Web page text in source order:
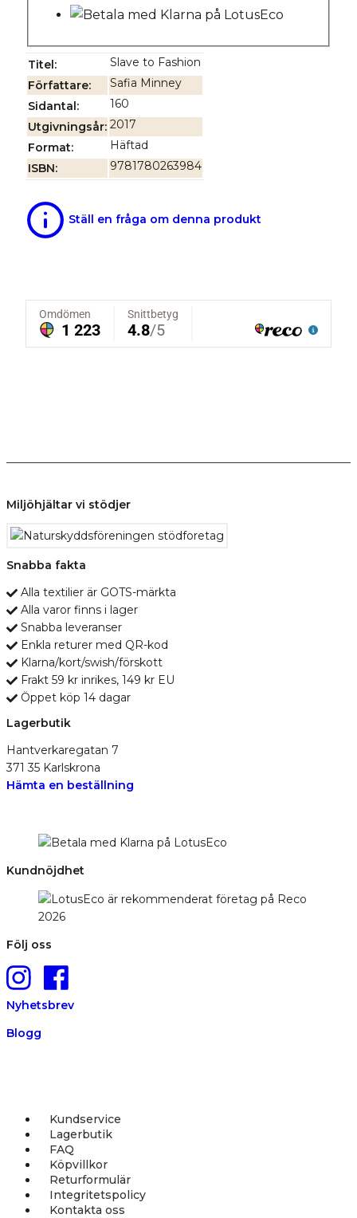
Titel
Slave to Fashion
Författare
Safia Minney
Sidantal
160
Utgivningsår 2017
Format
Häftad
ISBN
9781780263984
Ställ en fråga om denna produkt
Miljöhjältar vi stödjer
Snabba fakta
Alla textilier är GOTS-märkta
Alla varor finns i lager
Snabba leveranser
Enkla returer med QR-kod
Klarna/kort/swish/förskott
Frakt 59 kr inrikes, 149 kr EU
Öppet köp 14 dagar
Lagerbutik
Hantverkaregatan 7
371 35 Karlskrona
Hämta en beställning
Kundnöjdhet
Följ oss
Nyhetsbrev
Blogg
Kundservice
Lagerbutik
FAQ
Köpvillkor
Returformulär
Integritetspolicy
Kontakta oss